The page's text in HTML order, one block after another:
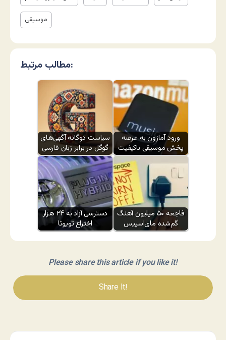
موسیقی
مطالب مرتبط:
سیاست دوگانه آگهی‌های
گوگل در برابر زبان فارسی
ورود آمازون به عرصه
پخش موسیقی باکیفیت
دسترسی آزاد به ۲۴ هزار
اختراع تویوتا
فاجعه ۵۰ میلیون آهنگ
گم‌شده مای‌اسپیس
Please share this article if you like it!
Share It!